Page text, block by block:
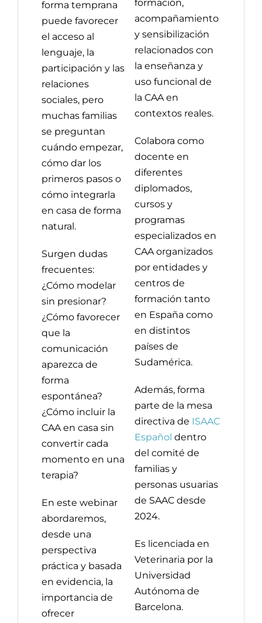
forma temprana
puede favorecer
el acceso al
lenguaje, la
participación y las
relaciones
sociales, pero
muchas familias
se preguntan
cuándo empezar,
cómo dar los
primeros pasos o
cómo integrarla
en casa de forma
natural.
Surgen dudas
frecuentes:
¿Cómo modelar
sin presionar?
¿Cómo favorecer
que la
comunicación
aparezca de
forma
espontánea?
¿Cómo incluir la
CAA en casa sin
convertir cada
momento en una
terapia?
En este webinar
abordaremos,
desde una
perspectiva
práctica y basada
en evidencia, la
importancia de
ofrecer
formación,
acompañamiento
y sensibilización
relacionados con
la enseñanza y
uso funcional de
la CAA en
contextos reales.
Colabora como
docente en
diferentes
diplomados,
cursos y
programas
especializados en
CAA organizados
por entidades y
centros de
formación tanto
en España como
en distintos
países de
Sudamérica.
Además, forma
parte de la mesa
directiva de ISAAC
Español dentro
del comité de
familias y
personas usuarias
de SAAC desde
2024.
Es licenciada en
Veterinaria por la
Universidad
Autónoma de
Barcelona.